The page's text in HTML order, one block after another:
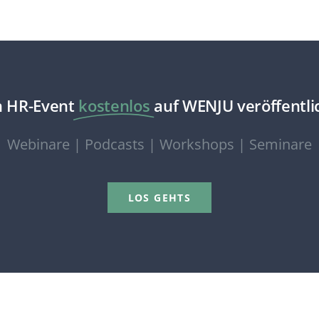
HR-Event kostenlos auf WENJU
Webinare | Podcasts | Workshops | Seminare
LOS GEHTS